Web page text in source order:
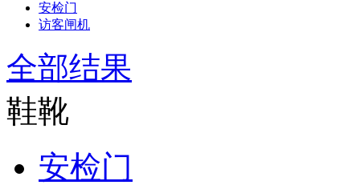
安检门
访客闸机
全部结果
鞋靴
安检门